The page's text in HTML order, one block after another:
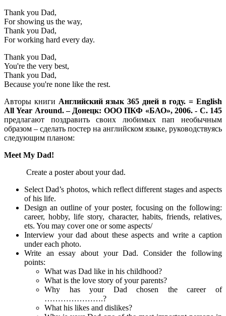
Thank you Dad,
For showing us the way,
Thank you Dad,
For working hard every day.
Thank you Dad,
You're the very best,
Thank you Dad,
Because you're none like the rest.
Авторы книги Английский язык 365 дней в году. =English
All Year Around. – Донецк: OOOПКФ «БАО», 2006. - С. 145
предлагают поздравить своих любимых пап необычным
образом – сделать постер на английском языке, руководствуясь
следующим планом:
Meet My Dad!
Create a poster about your dad.
Select Dad’s photos, which reflect different stages and aspects
of his life.
Design an outline of your poster, focusing on the following:
career, hobby, life story, character, habits, friends, relatives,
ets. You may cover one or some aspects/
Interview your dad about these aspects and write a caption
under each photo.
Write an essay about your Dad. Consider the following
points:
What was Dad like in his childhood?
What is the love story of your parents?
Why has your Dad chosen the career of
………………….?
What his likes and dislikes?